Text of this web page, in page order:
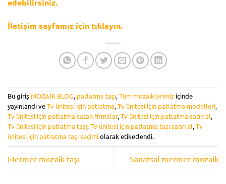
edebilirsiniz.
İletişim sayfamız için tıklayın.
Bu giriş MOZAİK BLOG, patlatma taşı,Tüm mozaiklerimiz içinde
yayınlandı veTv ünitesi için patlatma,Tv ünitesi için patlatma modelleri,
Tv ünitesi için patlatma satan firmalar,Tv ünitesi için patlatma satın al,
Tv ünitesi için patlatma taşı,Tv ünitesi için patlatma taşı satın al,Tv
ünitesi için patlatma taşı seçimiolarak etiketlendi.
Mermer mozaik taşı Sanatsal mermer mozaik